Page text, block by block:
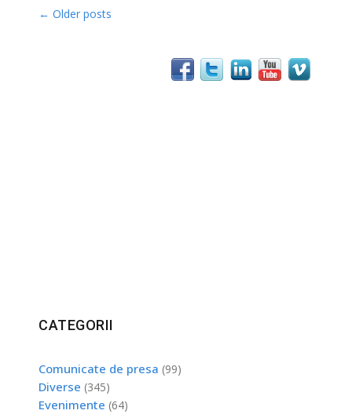
Post navigation
← Older posts
CATEGORII
Comunicate de presa (99)
Diverse (345)
Evenimente (64)